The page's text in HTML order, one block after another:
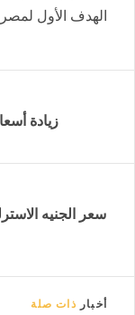
الهدف الأول
زيادة
أخبار ذات صلة